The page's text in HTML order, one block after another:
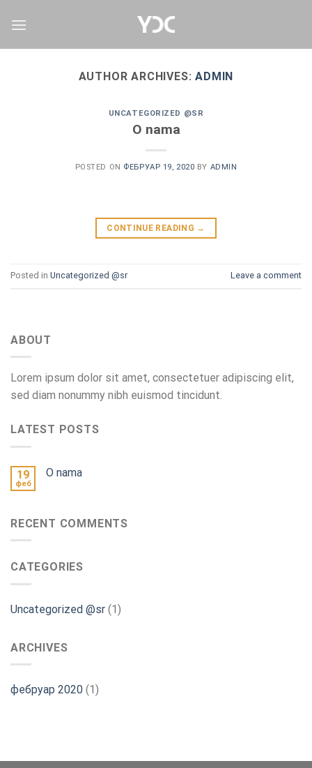
AUTHOR ARCHIVES:ADMIN
UNCATEGORIZED @SR
O nama
POSTED ON ФЕБРУАР 19, 2020 BY ADMIN
CONTINUE READING →
Posted in Uncategorized @sr Leave a comment
ABOUT
Lorem ipsum dolor sit amet, consectetuer adipiscing elit,
sed diam nonummy nibh euismod tincidunt.
LATEST POSTS
19
феб
O nama
RECENT COMMENTS
CATEGORIES
Uncategorized @sr (1)
ARCHIVES
фебруар 2020 (1)